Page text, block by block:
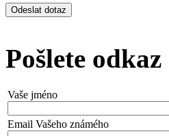
Pošlete
Vaše jméno
Email Vašeho známého